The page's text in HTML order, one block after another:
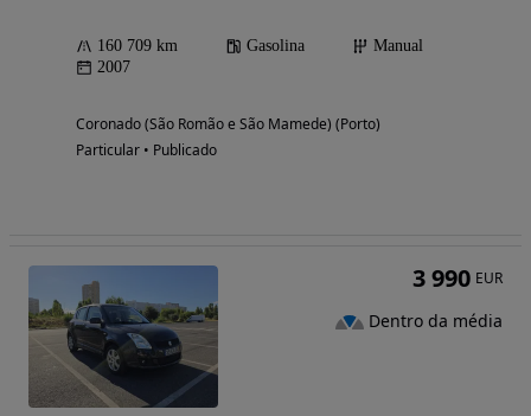
160 709 km Gasolina
Manual
2007
Coronado (São Romão e São Mamede) (Porto)
Particular • Publicado
3 990 EUR
Dentro da média